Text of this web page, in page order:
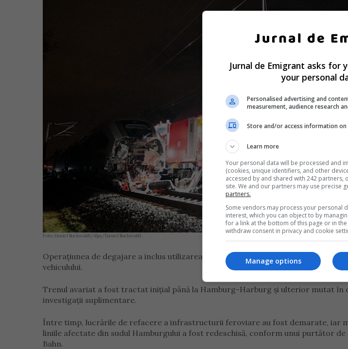
Foto: Daniel Bockwoldt/dpa/Daniel Bockwoldt.
Operațiunea de degajare a inclus utilizarea unui macara specializată pentru
vehiculului.
Trenul avariat a fost tractat inițial până la Hamburg-Harburg și ulterior mutat în
investigații suplimentare.
Între timp, lucrările de refacere a infrastructurii feroviare au fost demarate, iar
liniile afectate din sudul Hamburgului a fost redeschisă, conform unui purtător de
Bahn.
Jurnal de Emigrant asks for
your personal
Personalised advertising and
measurement, audience research
Store and/or access information on
Learn more
Your personal data will be processed and
(cookies, unique identifiers, and other
accessed by and shared with 242 partners,
site. We and our partners may use precise
partners.
Some vendors may process your personal
interest, which you can object to by
for a link at the bottom of this page or in
withdraw consent in privacy and cookie
Manage options